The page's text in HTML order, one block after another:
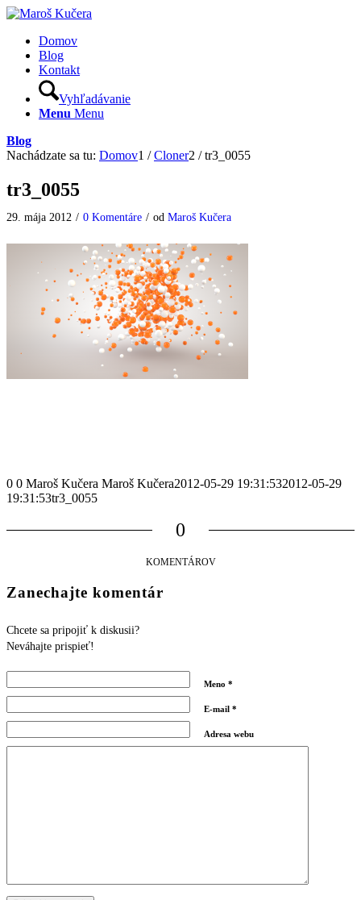
Domov
Blog
Kontakt
Vyhľadávanie
Menu Menu
Blog
Nachádzate sa tu: Domov1 / Cloner2 / tr3_0055
tr3_0055
29. mája 2012 / 0 Komentáre / od Maroš Kučera
0 0 Maroš Kučera Maroš Kučera2012-05-29 19:31:532012-05-29
19:31:53tr3_0055
0
KOMENTÁROV
Zanechajte komentár
Chcete sa pripojiť k diskusii?
Neváhajte prispieť!
Meno *
E-mail *
Adresa webu